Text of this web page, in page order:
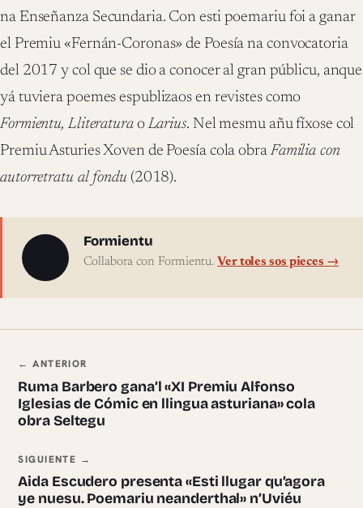
na Enseñanza Secundaria. Con esti poemariu foi a ganar
el Premiu «Fernán-Coronas» de Poesía na convocatoria
del 2017 y col que se dio a conocer al gran públicu, anque
yá tuviera poemes espublizaos en revistes como
Formientu, LliteraturaoLarius. Nel mesmu añu fíxose col
Premiu Asturies Xoven de Poesía cola obraFamilia con
autorretratu al fondu(2018).
Sobre l'autor
Formientu
Collabora con Formientu. Ver toles sos pieces →
Navegación ente pieces
← ANTERIOR
Ruma Barbero gana’l «XI Premiu Alfonso
Iglesias de Cómic en llingua asturiana» cola
obra Seltegu
SIGUIENTE →
Aida Escudero presenta «Esti llugar qu’agora
ye nuesu. Poemariu neanderthal» n’Uviéu